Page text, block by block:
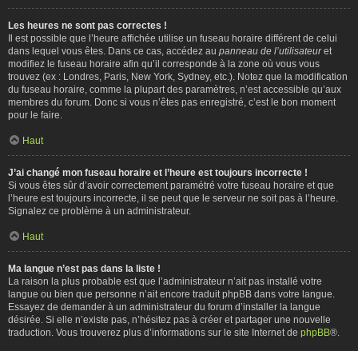
Les heures ne sont pas correctes !
Il est possible que l’heure affichée utilise un fuseau horaire différent de celui
dans lequel vous êtes. Dans ce cas, accédez au panneau de l’utilisateuret
modifiez le fuseau horaire afin qu’il corresponde à la zone où vous vous
trouvez (ex : Londres, Paris, New York, Sydney, etc.). Notez que la modification
du fuseau horaire, comme la plupart des paramètres, n’est accessible qu’aux
membres du forum. Donc si vous n’êtes pas enregistré, c’est le bon moment
pour le faire.
Haut
J’ai changé mon fuseau horaire et l’heure est toujours incorrecte !
Si vous êtes sûr d’avoir correctement paramétré votre fuseau horaire et que
l’heure est toujours incorrecte, il se peut que le serveur ne soit pas à l’heure.
Signalez ce problème à un administrateur.
Haut
Ma langue n’est pas dans la liste !
La raison la plus probable est que l’administrateur n’ait pas installé votre
langue ou bien que personne n’ait encore traduit phpBB dans votre langue.
Essayez de demander à un administrateur du forum d’installer la langue
désirée. Si elle n’existe pas, n’hésitez pas à créer et partager une nouvelle
traduction. Vous trouverez plus d’informations sur le site Internet de phpBB®.